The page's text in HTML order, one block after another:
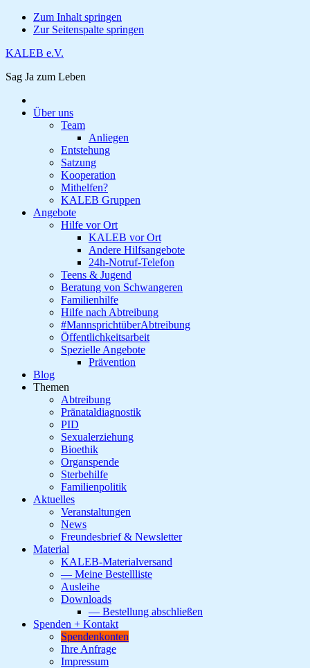
Zum Inhalt springen
Zur Seitenspalte springen
KALEB e.V.
Sag Ja zum Leben
Über uns
Team
Anliegen
Entstehung
Satzung
Kooperation
Mithelfen?
KALEB Gruppen
Angebote
Hilfe vor Ort
KALEB vor Ort
Andere Hilfsangebote
24h-Notruf-Telefon
Teens & Jugend
Beratung von Schwangeren
Familienhilfe
Hilfe nach Abtreibung
#MannsprichtüberAbtreibung
Öffentlichkeitsarbeit
Spezielle Angebote
Prävention
Blog
Themen
Abtreibung
Pränataldiagnostik
PID
Sexualerziehung
Bioethik
Organspende
Sterbehilfe
Familienpolitik
Aktuelles
Veranstaltungen
News
Freundesbrief & Newsletter
Material
KALEB-Materialversand
— Meine Bestellliste
Ausleihe
Downloads
— Bestellung abschließen
Spenden + Kontakt
Spendenkonten
Ihre Anfrage
Impressum